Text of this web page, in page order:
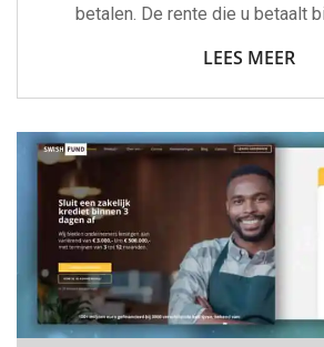
betalen. De rente die u betaalt
LEES MEER